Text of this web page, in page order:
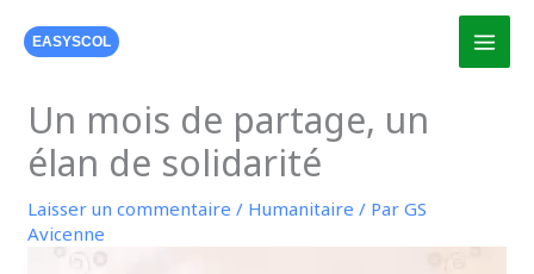
EASYSCOL
Un mois de partage, un
élan de solidarité
Laisser un commentaire / Humanitaire / ParGS
Avicenne